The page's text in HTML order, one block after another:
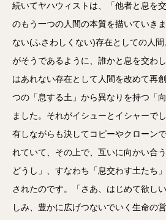
続いてヤハウィストは、「他者と息を
のもう一つの人間の本質を描いていき
ない(ふさわしくない)存在としての人
がそうであるように、誰かと息を交わ
はあれない存在として人間を改めて再
つの「息する土」から異なりを持つ「
ました。それがイシューとイシャーで
有しながらも決してコピーやクローン
れていて、その上で、互いに向かい合
どうし」、すなわち「息交わす土たち
されたのです。「さあ、はじめて欲し
しみ、豊かに広げつないでいく生命の